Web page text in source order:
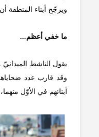
ويرجّح أبناء
ما خفي أعظم...
يقول الناشط
أبنائهم في الأوّل منهما، وقد قارب عدد هؤلاء 200 شخصٍ، أما القسم